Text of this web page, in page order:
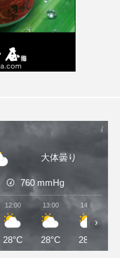
大体曇り
760 mmHg
12:00
28°C
13:00
28°C
14:00
28°C
›